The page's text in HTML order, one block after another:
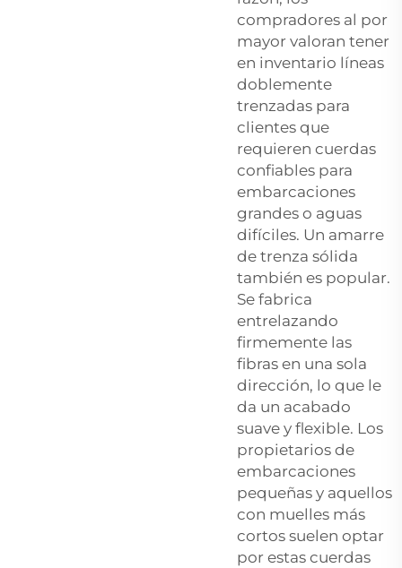
compradores al por
mayor valoran tener
en inventario líneas
doblemente
trenzadas para
clientes que
requieren cuerdas
confiables para
embarcaciones
grandes o aguas
difíciles. Un amarre
de trenza sólida
también es popular.
Se fabrica
entrelazando
firmemente las
fibras en una sola
dirección, lo que le
da un acabado
suave y flexible. Los
propietarios de
embarcaciones
pequeñas y aquellos
con muelles más
cortos suelen optar
por estas cuerdas